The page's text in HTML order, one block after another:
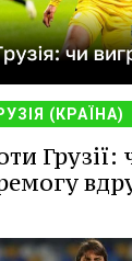
(КРАЇНА)